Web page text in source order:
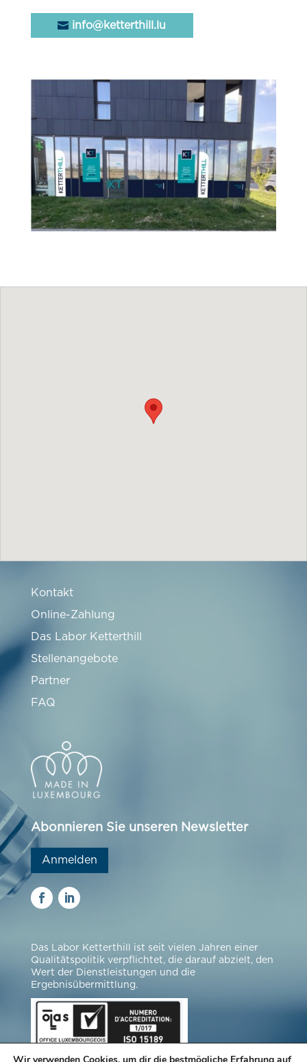
info@ketterthill.lu
Kontakt
Online-Zahlung
Das Labor Ketterthill
Stellenangebote
Partner
FAQ
Abonnieren Sie unseren Newsletter
Anmelden
Das Labor Ketterthill ist seit vielen Jahren einer
Qualitätspolitik verpflichtet, die darauf abzielt, den
Wert der Dienstleistungen und die
Ergebnisübermittlung.